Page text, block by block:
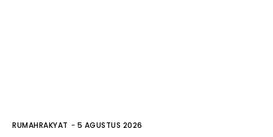
RUMAHRAKYAT - 5 AGUSTUS 2026